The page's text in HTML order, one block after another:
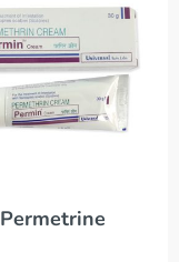
Permetrine